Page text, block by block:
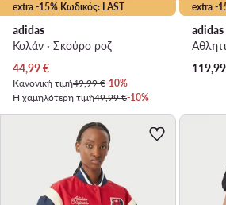
extra -15% Κωδικός: LAST
adidas
Κολάν · Σκούρο ροζ
Τρέχουσα τιμή
44,99€
Κανονική τιμή49,99 €-10%
Η χαμηλότερη τιμή49,99 €-10%
extra -
adidas
119,99